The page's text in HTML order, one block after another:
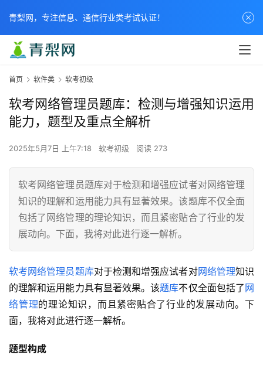
首页 软件类 软考初级
软考网络管理员题库：检测与增强知识运用
能力，题型及重点全解析
2025年5月7日 上午7:18 软考初级 阅读 273
软考网络管理员题库对于检测和增强应试者对网络管理
知识的理解和运用能力具有显著效果。该题库不仅全面
包括了网络管理的理论知识，而且紧密贴合了行业的发
展动向。下面，我将对此进行逐一解析。
软考网络管理员题库对于检测和增强应试者对网络管理知识
的理解和运用能力具有显著效果。该题库不仅全面包括了 网
络管理的理论知识，而且紧密贴合了行业的发展动向。下
面，我将对此进行逐一解析。
题型构成
青梨网，专注信息、通信行业类考试认证！